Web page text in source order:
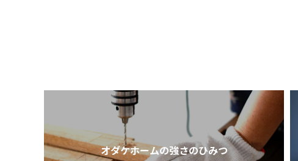
オダケホームの強さのひみつ